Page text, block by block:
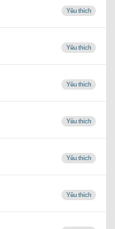
Yêu thích
Yêu thích
Yêu thích
Yêu thích
Yêu thích
Yêu thích